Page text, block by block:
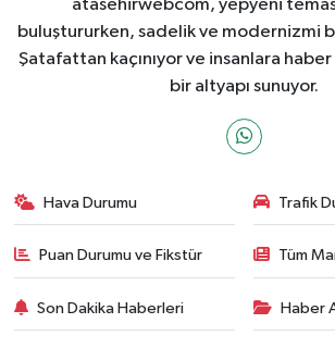
atasehirwebcom, yepyeni
buluştururken, sadelik ve modernizmi
Şatafattan kaçınıyor ve insanlara
bir altyapı sunuyor.
Hava Durumu Trafik
Puan Durumu ve Fikstür Tüm
Son Dakika Haberleri Haber